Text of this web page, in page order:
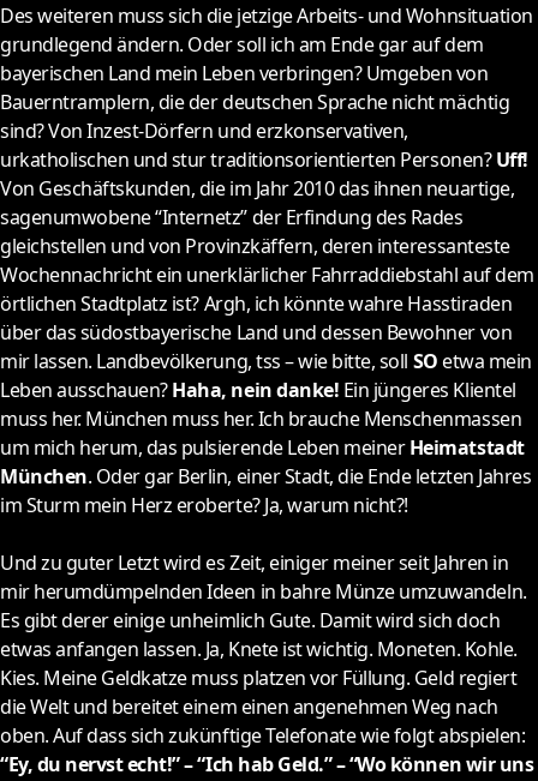
Des weiteren muss sich die jetzige Arbeits- und Wohnsituation
grundlegend ändern. Oder soll ich am Ende gar auf dem
bayerischen Land mein Leben verbringen? Umgeben von
Bauerntramplern, die der deutschen Sprache nicht mächtig
sind? Von Inzest-Dörfern und erzkonservativen,
urkatholischen und stur traditionsorientierten Personen?Uff!
Von Geschäftskunden, die im Jahr 2010 das ihnen neuartige,
sagenumwobene “Internetz” der Erfindung des Rades
gleichstellen und von Provinzkäffern, deren interessanteste
Wochennachricht ein unerklärlicher Fahrraddiebstahl auf dem
örtlichen Stadtplatz ist? Argh, ich könnte wahre Hasstiraden
über das südostbayerische Land und dessen Bewohner von
mir lassen. Landbevölkerung, tss – wie bitte, soll SOetwa mein
Leben ausschauen?Haha, nein danke! Ein jüngeres Klientel
muss her. München muss her. Ich brauche Menschenmassen
um mich herum, das pulsierende Leben meinerHeimatstadt
München. Oder gar Berlin, einer Stadt, die Ende letzten Jahres
im Sturm mein Herz eroberte? Ja, warum nicht?!
Und zu guter Letzt wird es Zeit, einiger meiner seit Jahren in
mir herumdümpelnden Ideen in bahre Münze umzuwandeln.
Es gibt derer einige unheimlich Gute. Damit wird sich doch
etwas anfangen lassen. Ja, Knete ist wichtig. Moneten. Kohle.
Kies. Meine Geldkatze muss platzen vor Füllung. Geld regiert
die Welt und bereitet einem einen angenehmen Weg nach
oben. Auf dass sich zukünftige Telefonate wie folgt abspielen:
“Ey, du nervst echt!” – “Ich hab Geld.” – “Wo können wir uns